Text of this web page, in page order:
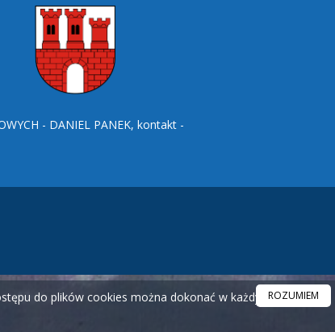
- DANIEL PANEK, kontakt -
do plików cookies można dokonać w każdym czasie.
ROZUMIEM